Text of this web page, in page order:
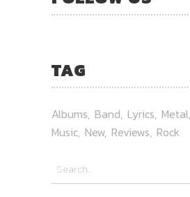
TAG
Albums Band Lyrics Metal
Music New Reviews Rock